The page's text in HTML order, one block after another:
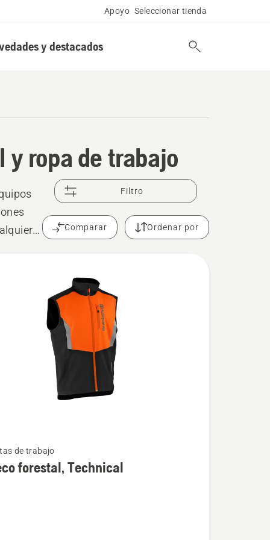
Apoyo Seleccionar tienda
y destacados
ropa de trabajo
Filtro
Comparar Ordenar por
de trabajo
forestal, Technical